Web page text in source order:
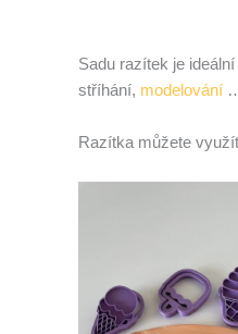
Sadu razítek je ideální
stříhání, modelování
Razítka můžete